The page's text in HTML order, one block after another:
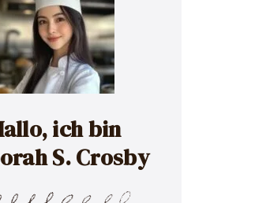
ich bin
S. Crosby